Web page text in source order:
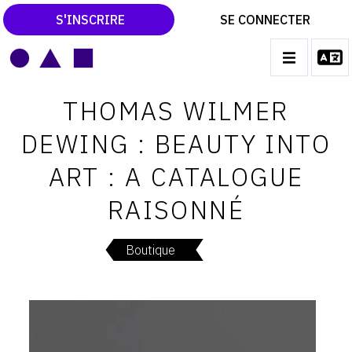
S'INSCRIRE SE CONNECTER
navigation
CATALOGUES RAISONNÉS
LES EXPOSITIONS
LES VERNISSAGES
ARCHIVES DES EXPOSITIONS
ACTUALITÉS DU MONDE DE L'ART
THOMAS WILMER
DEWING : BEAUTY INTO
ART : A CATALOGUE
RAISONNÉ
Boutique